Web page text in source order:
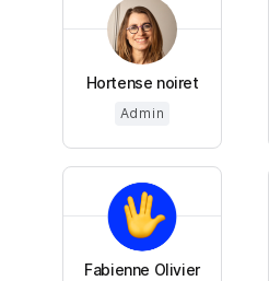
Hortense noiret
Admin
Fabienne Olivier